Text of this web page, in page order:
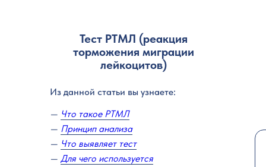
Тест РТМЛ (реакция
торможения миграции
лейкоцитов)
— Что такое РТМЛ
— Принцип анализа
— Что выявляет тест
— Для чего используется
Из данной статьи вы узнаете: